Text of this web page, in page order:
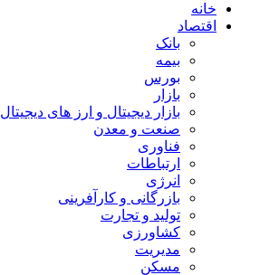
خانه
اقتصاد
بانک
بیمه
بورس
بازار
بازار دیجیتال و ارز های دیجیتال
صنعت و معدن
فناوری
ارتباطات
انرژی
بازرگانی و کارآفرینی
تولید و تجارت
کشاورزی
مدیریت
مسکن